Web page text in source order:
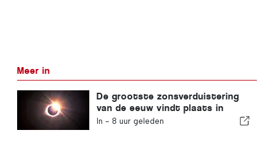
Meer in
De grootste zonsverduistering
van de eeuw vindt plaats in
Portugal
In - 8 uur geleden